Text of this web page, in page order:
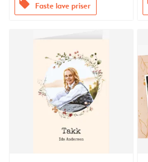
offers Faste lave priser